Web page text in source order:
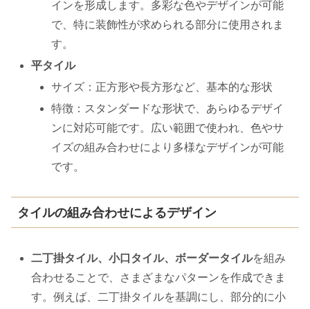
インを形成します。多彩な色やデザインが可能
で、特に装飾性が求められる部分に使用されま
す。
平タイル
サイズ：正方形や長方形など、基本的な形状
特徴：スタンダードな形状で、あらゆるデザイ
ンに対応可能です。広い範囲で使われ、色やサ
イズの組み合わせにより多様なデザインが可能
です。
タイルの組み合わせによるデザイン
二丁掛タイル、小口タイル、ボーダータイルを組み
合わせることで、さまざまなパターンを作成できま
す。例えば、二丁掛タイルを基調にし、部分的に小